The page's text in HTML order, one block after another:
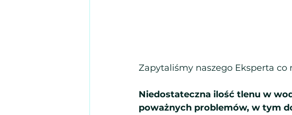
Zapytaliśmy naszego Eksperta
Niedostateczna ilość tlenu w
poważnych problemów, w tym